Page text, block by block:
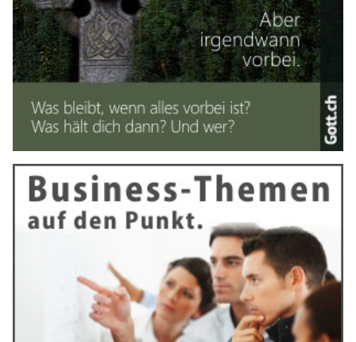
Datendiebstahl? Cyberversicherungen mit insurando.ch vergleichen
Helikopterflüge über die Schweizer Alpen – ein
ganz besonderes Erlebnis